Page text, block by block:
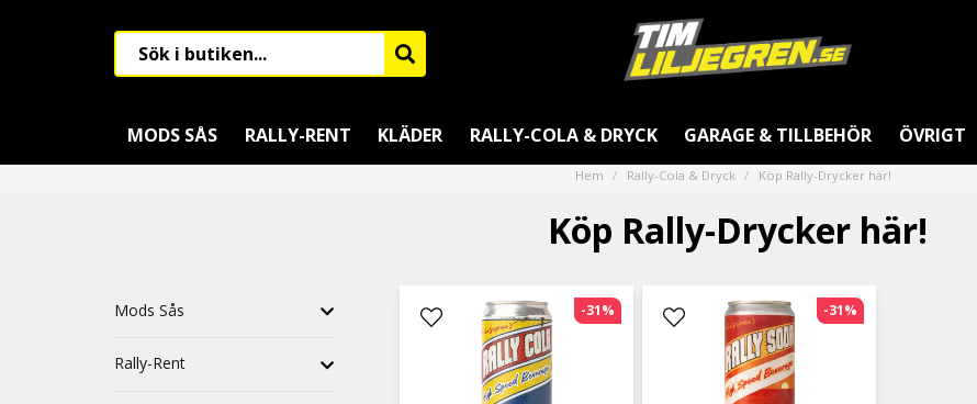
MODS SÅS RALLY-RENT KLÄDER RALLY-COLA & DRYCK GARAGE & TILLBEHÖR ÖVRIGT
Hem Rally-Cola & Dryck Köp Rally-Drycker här!
Köp Rally-Drycker här!
Mods Sås
Rally-Rent
-31% -31%